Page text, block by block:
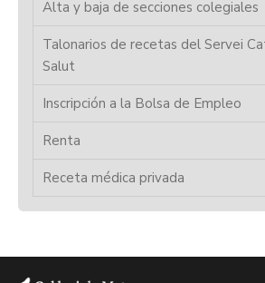
Alta y baja de secciones colegiales
Talonarios de recetas del Servei
Salut
Inscripción a la Bolsa de Empleo
Renta
Receta médica privada